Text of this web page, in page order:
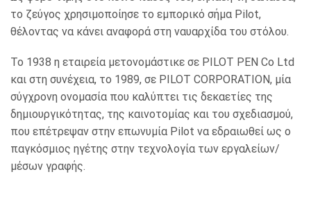
το ζεύγος χρησιμοποίησε το εμπορικό σήμα Pilot,
θέλοντας να κάνει αναφορά στη ναυαρχίδα του στόλου.
Το 1938 η εταιρεία μετονομάστικε σε PILOT PEN Co Ltd
και στη συνέχεια, το 1989, σε PILOT CORPORATION, μία
σύγχρονη ονομασία που καλύπτει τις δεκαετίες της
δημιουργικότητας, της καινοτομίας και του σχεδιασμού,
που επέτρεψαν στην επωνυμία Pilot να εδραιωθεί ως ο
παγκόσμιος ηγέτης στην τεχνολογία των εργαλείων/
μέσων γραφής.